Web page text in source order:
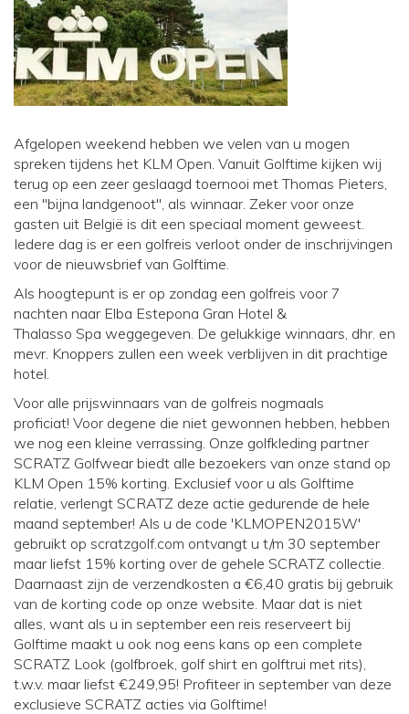
Afgelopen weekend hebben we velen van u mogen
spreken tijdens het KLM Open. Vanuit Golftime kijken wij
terug op een zeer geslaagd toernooi met Thomas Pieters,
een "bijna landgenoot", als winnaar. Zeker voor onze
gasten uit België is dit een speciaal moment geweest.
Iedere dag is er een golfreis verloot onder de inschrijvingen
voor de nieuwsbrief van Golftime.
Als hoogtepunt is er op zondag een golfreis voor 7
nachten naar Elba Estepona Gran Hotel &
Thalasso Spa weggegeven. De gelukkige winnaars, dhr. en
mevr. Knoppers zullen een week verblijven in dit prachtige
hotel.
Voor alle prijswinnaars van de golfreis nogmaals
proficiat! Voor degene die niet gewonnen hebben, hebben
we nog een kleine verrassing. Onze golfkleding partner
SCRATZ Golfwear biedt alle bezoekers van onze stand op
KLM Open 15% korting. Exclusief voor u als Golftime
relatie, verlengt SCRATZ deze actie gedurende de hele
maand september! Als u de code 'KLMOPEN2015W'
gebruikt op scratzgolf.com ontvangt u t/m 30 september
maar liefst 15% korting over de gehele SCRATZ collectie.
Daarnaast zijn de verzendkosten a €6,40 gratis bij gebruik
van de korting code op onze website. Maar dat is niet
alles, want als u in september een reis reserveert bij
Golftime maakt u ook nog eens kans op een complete
SCRATZ Look (golfbroek, golf shirt en golftrui met rits),
t.w.v. maar liefst €249,95! Profiteer in september van deze
exclusieve SCRATZ acties via Golftime!